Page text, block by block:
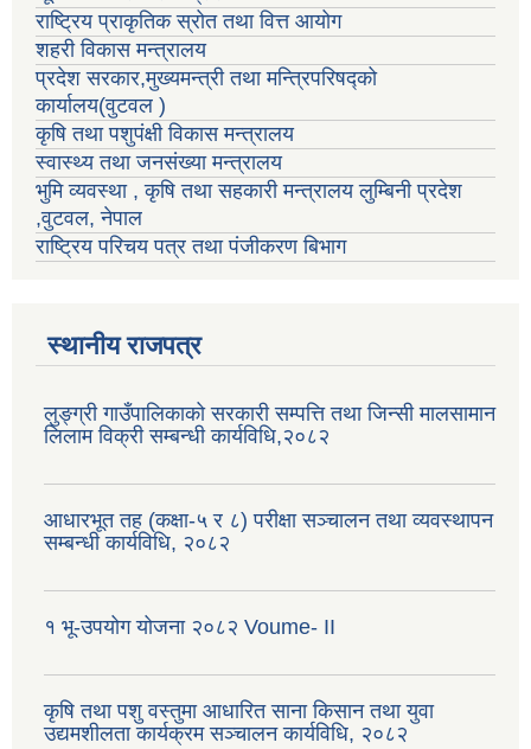
राष्ट्रिय प्राकृतिक स्रोत तथा वित्त आयोग
शहरी विकास मन्त्रालय
प्रदेश सरकार,मुख्यमन्त्री तथा मन्त्रिपरिषद्को
कार्यालय(वुटवल )
कृषि तथा पशुपंक्षी विकास मन्त्रालय
स्वास्थ्य तथा जनसंख्या मन्त्रालय
भुमि व्यवस्था , कृषि तथा सहकारी मन्त्रालय लुम्बिनी प्रदेश
,वुटवल, नेपाल
राष्ट्रिय परिचय पत्र तथा पंजीकरण बिभाग
स्थानीय राजपत्र
लुङ्ग्री गाउँपालिकाको सरकारी सम्पत्ति तथा जिन्सी मालसामान
लिलाम विक्री सम्बन्धी कार्यविधि,२०८२
आधारभूत तह (कक्षा-५ र ८) परीक्षा सञ्चालन तथा व्यवस्थापन
सम्बन्धी कार्यविधि, २०८२
१ भू-उपयोग योजना २०८२ Voume- II
कृषि तथा पशु वस्तुमा आधारित साना किसान तथा युवा
उद्यमशीलता कार्यक्रम सञ्चालन कार्यविधि, २०८२